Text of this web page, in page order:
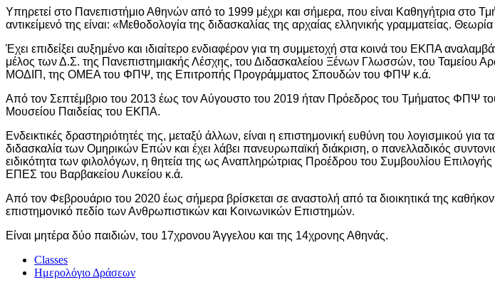
Υπηρετεί στο Πανεπιστήμιο Αθηνών από το 1999 μέχρι και σήμερα, που είναι Καθηγήτρια στο
αντικείμενό της είναι: «Μεθοδολογία της διδασκαλίας της αρχαίας ελληνικής γραμματείας.
Έχει επιδείξει αυξημένο και ιδιαίτερο ενδιαφέρον για τη συμμετοχή στα κοινά του ΕΚΠΑ
μέλος των Δ.Σ. της Πανεπιστημιακής Λέσχης, του Διδασκαλείου Ξένων Γλωσσών, του Ταμείου
ΜΟΔΙΠ, της ΟΜΕΑ του ΦΠΨ, της Επιτροπής Προγράμματος Σπουδών του ΦΠΨ κ.ά.
Από τον Σεπτέμβριο του 2013 έως τον Αύγουστο του 2019 ήταν Πρόεδρος του Τμήματος ΦΠΨ
Μουσείου Παιδείας του ΕΚΠΑ.
Ενδεικτικές δραστηριότητές της, μεταξύ άλλων, είναι η επιστημονική ευθύνη του λογισμικού
διδασκαλία των Ομηρικών Επών και έχει λάβει πανευρωπαϊκή διάκριση, ο πανελλαδικός
ειδικότητα των φιλολόγων, η θητεία της ως Αναπληρώτριας Προέδρου του Συμβουλίου
ΕΠΕΣ του Βαρβακείου Λυκείου κ.ά.
Από τον Φεβρουάριο του 2020 έως σήμερα βρίσκεται σε αναστολή από τα διοικητικά της
επιστημονικό πεδίο των Ανθρωπιστικών και Κοινωνικών Επιστημών.
Είναι μητέρα δύο παιδιών, του 17χρονου Άγγελου και της 14χρονης Αθηνάς.
Classes
Ημερολόγιο Δράσεων